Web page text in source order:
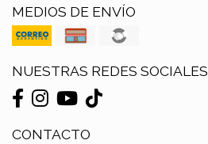
MEDIOS DE ENVÍO
NUESTRAS REDES SOCIALES
CONTACTO